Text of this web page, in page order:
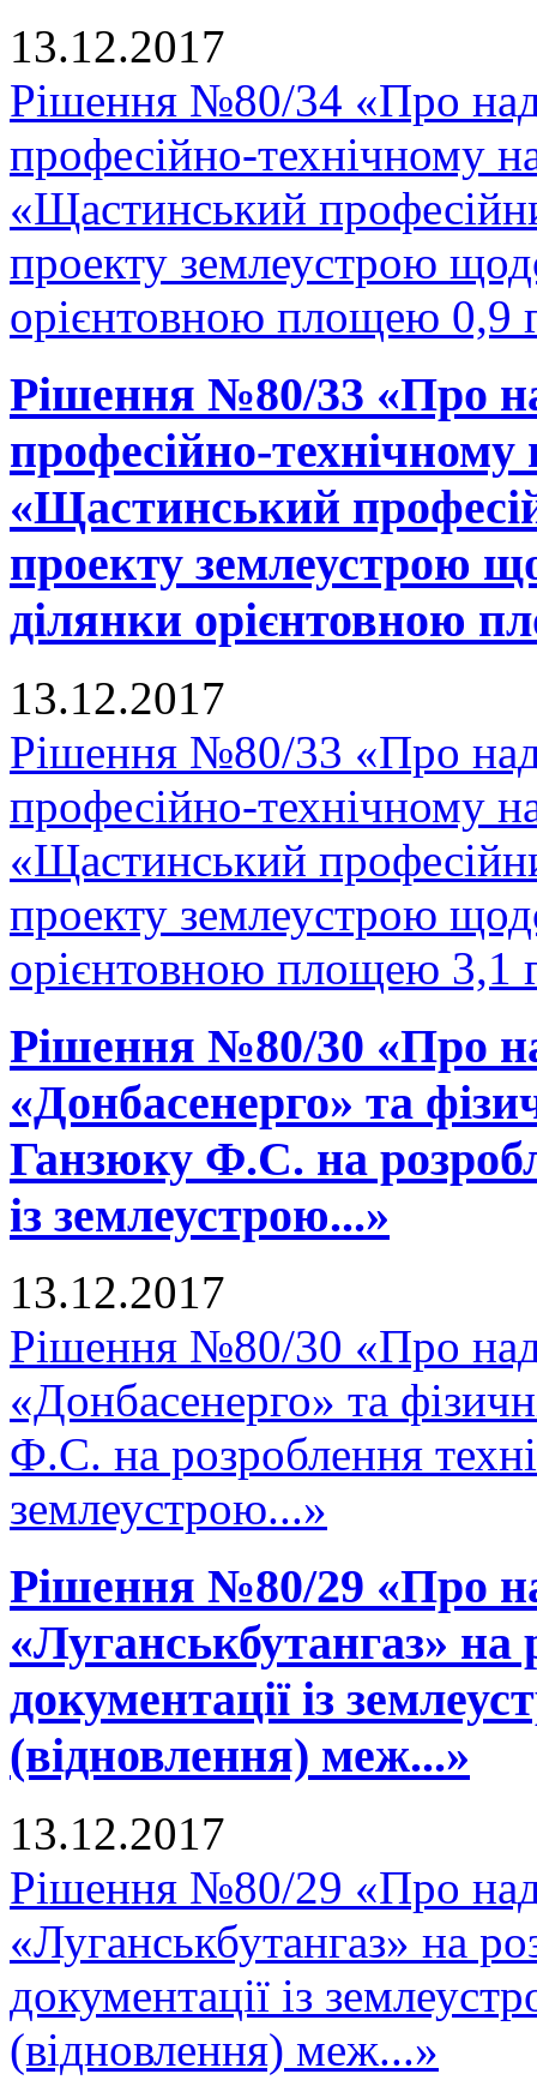
13.12.2017
Рішення №80/34 «Про
професійно-технічному
«Щастинський
проекту землеустрою
орієнтовною площею 0,9
Рішення №80/33 «Про
професійно-
«Щастинський
проекту землеустрою
ділянки орієнтовною
13.12.2017
Рішення №80/33 «Про
професійно-технічному
«Щастинський
проекту землеустрою
орієнтовною площею 3,1
Рішення №80/30 «Про
«Донбасенерго» та
Ганзюку Ф.С. на
із землеустрою...»
13.12.2017
Рішення №80/30 «Про
«Донбасенерго» та
Ф.С. на розроблення
землеустрою...»
Рішення №80/29 «Про
«Луганськбутангаз» на
документації із
(відновлення) меж...»
13.12.2017
Рішення №80/29 «Про
«Луганськбутангаз» на
документації із
(відновлення) меж...»